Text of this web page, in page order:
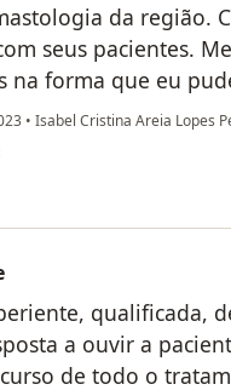
da região.
seus pacientes.
na forma que eu
• Isabel Cristina Areia Lopes
Paciente
qualificada,
a ouvir a
de todo o